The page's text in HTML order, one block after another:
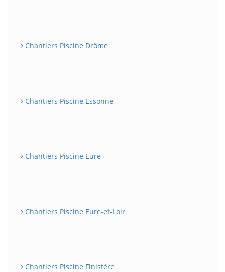
Chantiers Piscine Drôme
Chantiers Piscine Essonne
Chantiers Piscine Eure
Chantiers Piscine Eure-et-Loir
Chantiers Piscine Finistère